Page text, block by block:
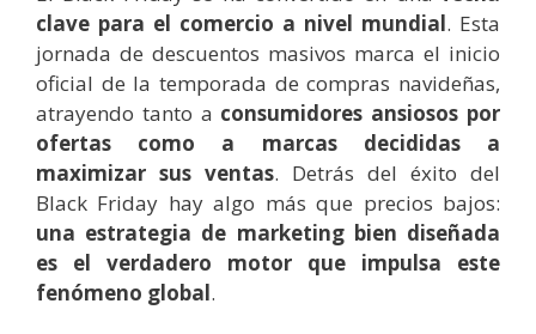
clave para el comercio a nivel mundial. Esta
jornada de descuentos masivos marca el inicio
oficial de la temporada de compras navideñas,
atrayendo tanto a consumidores ansiosos por
ofertas como a marcas decididas a
maximizar sus ventas. Detrás del éxito del
Black Friday hay algo más que precios bajos:
una estrategia de marketing bien diseñada
es el verdadero motor que impulsa este
fenómeno global.